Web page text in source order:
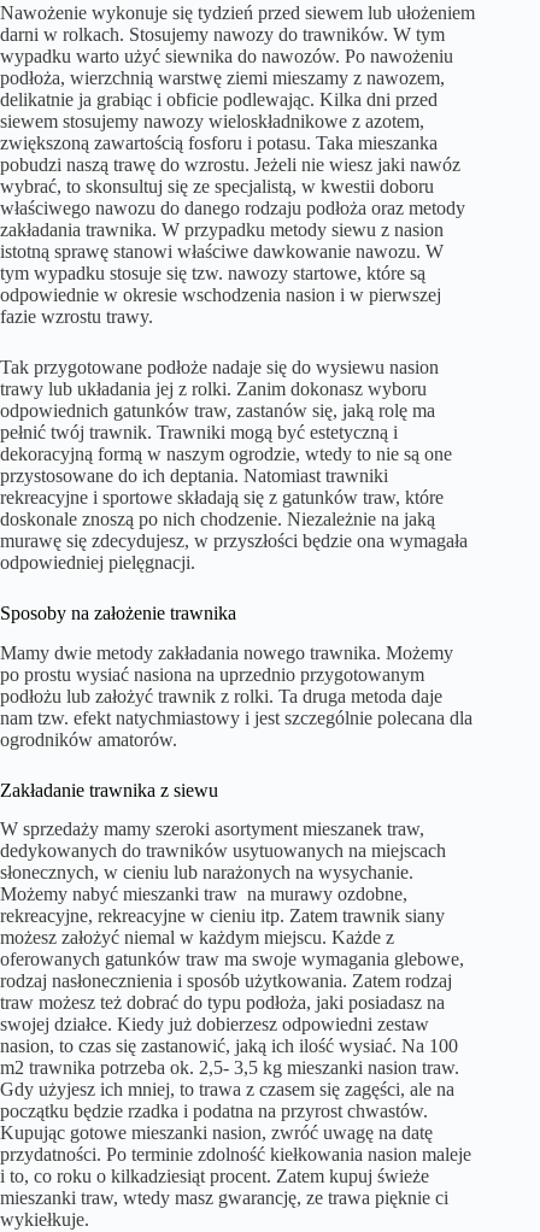
Nawożenie wykonuje się tydzień przed siewem lub ułożeniem
darni w rolkach. Stosujemy nawozy do trawników. W tym
wypadku warto użyć siewnika do nawozów. Po nawożeniu
podłoża, wierzchnią warstwę ziemi mieszamy z nawozem,
delikatnie ja grabiąc i obficie podlewając. Kilka dni przed
siewem stosujemy nawozy wieloskładnikowe z azotem,
zwiększoną zawartością fosforu i potasu. Taka mieszanka
pobudzi naszą trawę do wzrostu. Jeżeli nie wiesz jaki nawóz
wybrać, to skonsultuj się ze specjalistą, w kwestii doboru
właściwego nawozu do danego rodzaju podłoża oraz metody
zakładania trawnika. W przypadku metody siewu z nasion
istotną sprawę stanowi właściwe dawkowanie nawozu. W
tym wypadku stosuje się tzw. nawozy startowe, które są
odpowiednie w okresie wschodzenia nasion i w pierwszej
fazie wzrostu trawy.
Tak przygotowane podłoże nadaje się do wysiewu nasion
trawy lub układania jej z rolki. Zanim dokonasz wyboru
odpowiednich gatunków traw, zastanów się, jaką rolę ma
pełnić twój trawnik. Trawniki mogą być estetyczną i
dekoracyjną formą w naszym ogrodzie, wtedy to nie są one
przystosowane do ich deptania. Natomiast trawniki
rekreacyjne i sportowe składają się z gatunków traw, które
doskonale znoszą po nich chodzenie. Niezależnie na jaką
murawę się zdecydujesz, w przyszłości będzie ona wymagała
odpowiedniej pielęgnacji.
Sposoby na założenie trawnika
Mamy dwie metody zakładania nowego trawnika. Możemy
po prostu wysiać nasiona na uprzednio przygotowanym
podłożu lub założyć trawnik z rolki. Ta druga metoda daje
nam tzw. efekt natychmiastowy i jest szczególnie polecana dla
ogrodników amatorów.
Zakładanie trawnika z siewu
W sprzedaży mamy szeroki asortyment mieszanek traw,
dedykowanych do trawników usytuowanych na miejscach
słonecznych, w cieniu lub narażonych na wysychanie.
Możemy nabyć mieszanki traw na murawy ozdobne,
rekreacyjne, rekreacyjne w cieniu itp. Zatem trawnik siany
możesz założyć niemal w każdym miejscu. Każde z
oferowanych gatunków traw ma swoje wymagania glebowe,
rodzaj nasłonecznienia i sposób użytkowania. Zatem rodzaj
traw możesz też dobrać do typu podłoża, jaki posiadasz na
swojej działce. Kiedy już dobierzesz odpowiedni zestaw
nasion, to czas się zastanowić, jaką ich ilość wysiać. Na 100
m2 trawnika potrzeba ok. 2,5- 3,5 kg mieszanki nasion traw.
Gdy użyjesz ich mniej, to trawa z czasem się zagęści, ale na
początku będzie rzadka i podatna na przyrost chwastów.
Kupując gotowe mieszanki nasion, zwróć uwagę na datę
przydatności. Po terminie zdolność kiełkowania nasion maleje
i to, co roku o kilkadziesiąt procent. Zatem kupuj świeże
mieszanki traw, wtedy masz gwarancję, ze trawa pięknie ci
wykiełkuje.